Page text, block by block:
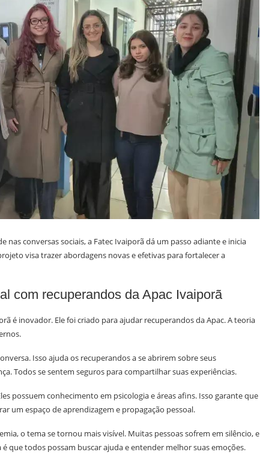
nas conversas sociais, a Fatec Ivaiporã dá um passo adiante e inicia
visa trazer abordagens novas e efetivas para fortalecer a
com recuperandos da Apac Ivaiporã
é inovador. Ele foi criado para ajudar recuperandos da Apac. A teoria
Isso ajuda os recuperandos a se abrirem sobre seus
Todos se sentem seguros para compartilhar suas experiências.
possuem conhecimento em psicologia e áreas afins. Isso garante que
um espaço de aprendizagem e propagação pessoal.
o tema se tornou mais visível. Muitas pessoas sofrem em silêncio, e
que todos possam buscar ajuda e entender melhor suas emoções.